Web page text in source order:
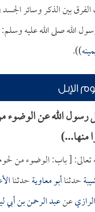
بين الذكر وسائر الجسد
الله صلى الله عليه
)).
الإبل
الله عن الوضوء
منها...)
تعالى: [ باب: الوضوء من
حدثناأبو معاويةحدثنا
عنعبد الرحمن بن أبي